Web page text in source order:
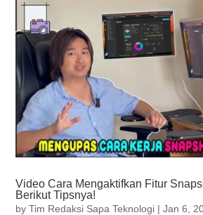
Video Cara Mengaktifkan Fitur
Berikut Tipsnya!
byTim Redaksi Sapa Teknologi |Jan 6,